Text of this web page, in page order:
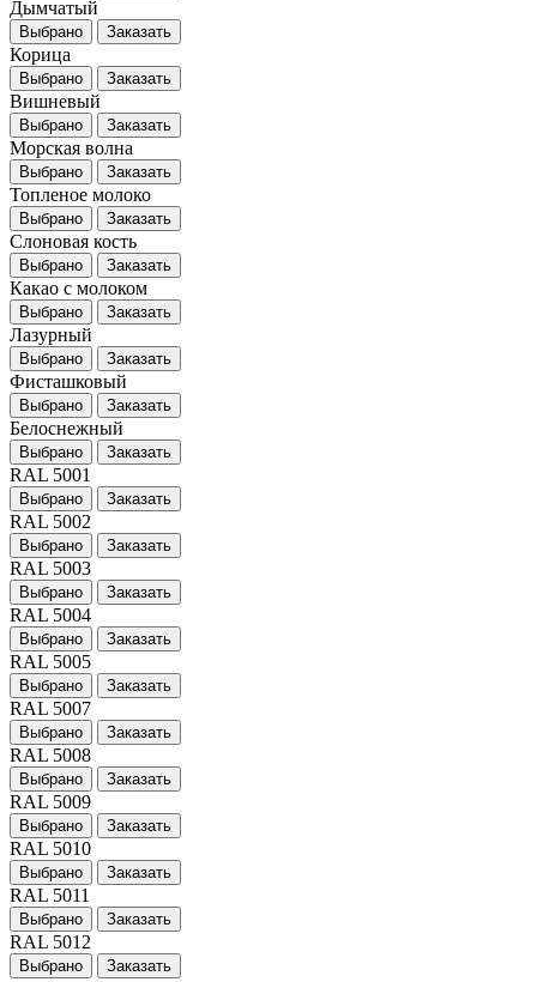
Дымчатый
Выбрано Заказать
Корица
Выбрано Заказать
Вишневый
Выбрано Заказать
Морская волна
Выбрано Заказать
Топленое молоко
Выбрано Заказать
Слоновая кость
Выбрано Заказать
Какао с молоком
Выбрано Заказать
Лазурный
Выбрано Заказать
Фисташковый
Выбрано Заказать
Белоснежный
Выбрано Заказать
RAL 5001
Выбрано Заказать
RAL 5002
Выбрано Заказать
RAL 5003
Выбрано Заказать
RAL 5004
Выбрано Заказать
RAL 5005
Выбрано Заказать
RAL 5007
Выбрано Заказать
RAL 5008
Выбрано Заказать
RAL 5009
Выбрано Заказать
RAL 5010
Выбрано Заказать
RAL 5011
Выбрано Заказать
RAL 5012
Выбрано Заказать